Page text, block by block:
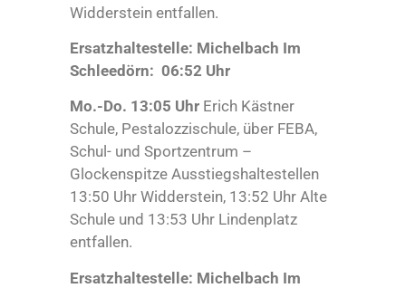
Widderstein entfallen.
Ersatzhaltestelle: Michelbach Im
Schleedörn: 06:52 Uhr
Mo.-Do. 13:05 Uhr Erich Kästner
Schule, Pestalozzischule, über FEBA,
Schul- und Sportzentrum –
Glockenspitze Ausstiegshaltestellen
13:50 Uhr Widderstein, 13:52 Uhr Alte
Schule und 13:53 Uhr Lindenplatz
entfallen.
Ersatzhaltestelle: Michelbach Im